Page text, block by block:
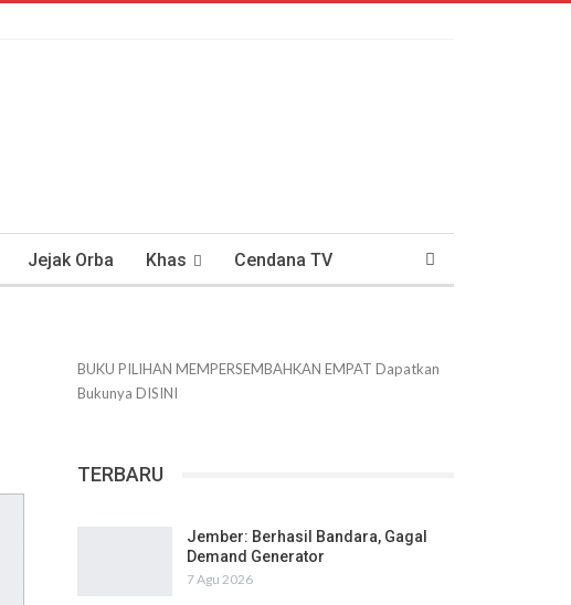
Jejak Orba Khas Cendana TV
BUKU PILIHAN MEMPERSEMBAHKAN EMPAT Dapatkan
Bukunya DISINI
TERBARU
Jember: Berhasil Bandara, Gagal
Demand Generator
7 Agu 2026